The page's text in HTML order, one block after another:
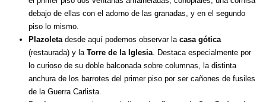
debajo de ellas con el adorno de las granadas, y en el segundo
piso lo mismo.
Plazoletadesde aquí podemos observar la casa gótica
(restaurada) y la Torre de la Iglesia. Destaca especialmente por
lo curioso de su doble balconada sobre columnas, la distinta
anchura de los barrotes del primer piso por ser cañones de fusiles
de la Guerra Carlista.